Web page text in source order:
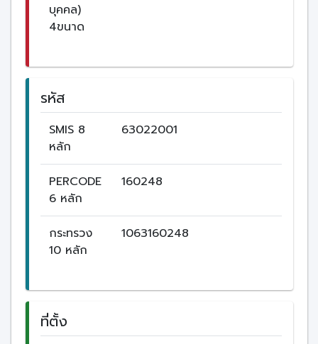
บุคคล)
4ขนาด
รหัส
SMIS 8
หลัก
63022001
PERCODE
6 หลัก
160248
กระทรวง
10 หลัก
1063160248
ที่ตั้ง